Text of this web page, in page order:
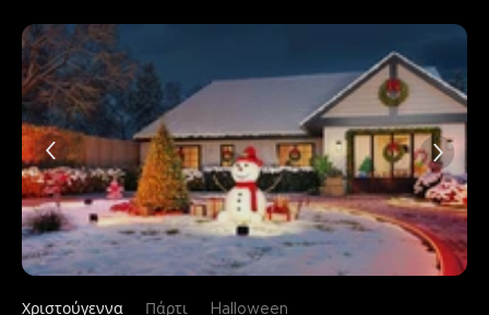
Χριστούγεννα Πάρτι Halloween